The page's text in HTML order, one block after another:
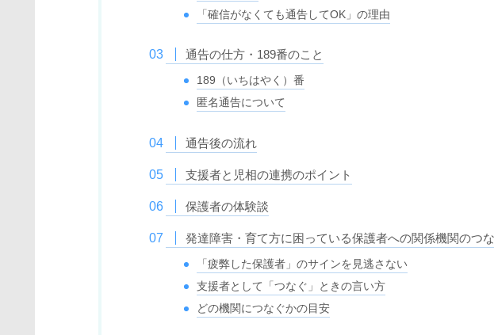
「確信がなくても通告してOK」の理由
通告の仕方・189番のこと
189（いちはやく）番
匿名通告について
通告後の流れ
支援者と児相の連携のポイント
保護者の体験談
発達障害・育て方に困っている保護者への関係機関のつ
「疲弊した保護者」のサインを見逃さない
支援者として「つなぐ」ときの言い方
どの機関につなぐかの目安